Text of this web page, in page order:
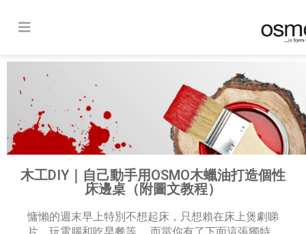
木工DIY｜自己動手用OSMO木蠟油打造個性
床邊桌（附圖文教程）
慵懶的週末早上特別不想起床，只想賴在床上煲劇睇